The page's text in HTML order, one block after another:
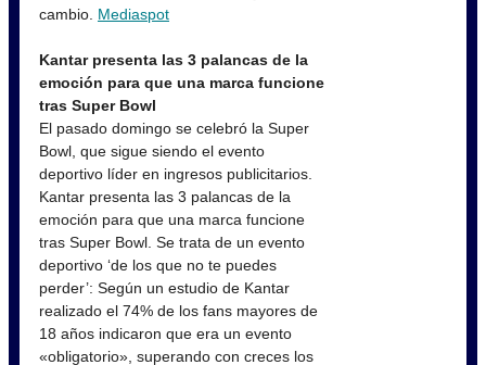
cambio. Mediaspot
Kantar presenta las 3 palancas de la
emoción para que una marca funcione
tras Super Bowl
El pasado domingo se celebró la Super
Bowl, que sigue siendo el evento
deportivo líder en ingresos publicitarios.
Kantar presenta las 3 palancas de la
emoción para que una marca funcione
tras Super Bowl. Se trata de un evento
deportivo ‘de los que no te puedes
perder’: Según un estudio de Kantar
realizado el 74% de los fans mayores de
18 años indicaron que era un evento
«obligatorio», superando con creces los